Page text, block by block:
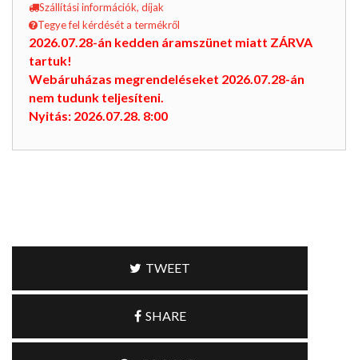
Szállítási információk, díjak
Tegye fel kérdését a termékről
2026.07.28-án kedden áramszünet miatt ZÁRVA
tartuk!
Webáruházas megrendeléseket 2026.07.28-án
nem tudunk teljesíteni.
Nyitás: 2026.07.28. 8:00
TWEET
SHARE